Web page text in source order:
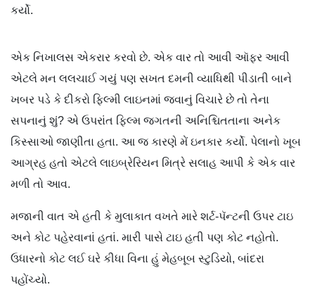
કર્યો.
એક નિખાલસ એકરાર કરવો છે. એક વાર તો આવી ઑફર આવી
એટલે મન લલચાઈ ગયું પણ સખત દમની વ્યાધિથી પીડાતી બાને
ખબર પડે કે દીકરો ફિલ્મી લાઇનમાં જવાનું વિચારે છે તો તેના
સપનાનું શું? એ ઉપરાંત ફિલ્મ જગતની અનિશ્ચિતતાના અનેક
કિસ્સાઓ જાણીતા હતા. આ જ કારણે મેં ઇનકાર કર્યો. પેલાનો ખૂબ
આગ્રહ હતો એટલે લાઇબ્રેરિયન મિત્રે સલાહ આપી કે એક વાર
મળી તો આવ.
મજાની વાત એ હતી કે મુલાકાત વખતે મારે શર્ટ-પૅન્ટની ઉપર ટાઇ
અને કોટ પહેરવાનાં હતાં. મારી પાસે ટાઇ હતી પણ કોટ નહોતો.
ઉધારનો કોટ લઈ ઘરે કીધા વિના હું મેહબૂબ સ્ટુડિયો, બાંદરા
પહોંચ્યો.